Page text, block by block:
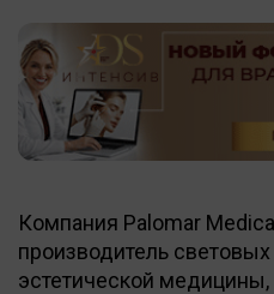
Компания Palomar
производитель
эстетической